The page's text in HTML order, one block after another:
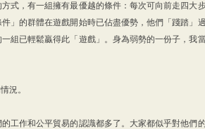
式，有一組擁有最優越的條件：每次可向前走四大
」的群體在遊戲開始時已佔盡優勢，他們「踐踏」
組已輕鬆贏得此「遊戲」。身為弱勢的一份子，我
況。
工作和公平貿易的認識都多了。大家都似乎對他們